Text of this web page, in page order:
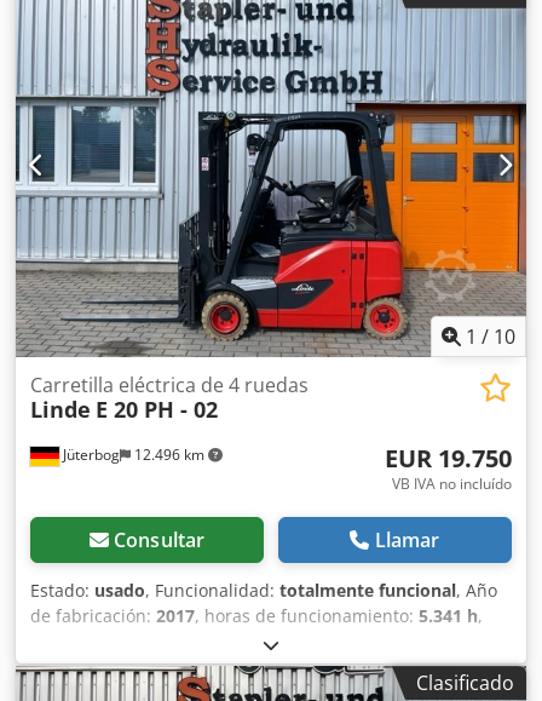
Elektro
, Carretilla elevadora eléctrica de 4 ruedas Centro
de carga: 500 Tipo de mástil: Triplex Estado: Lista para uso
y completamente funcional Estado técnico: bueno Tipo de
neumáticos delanteros: Superelásticos Tipo de neumáticos
traseros: Superelásticos Batería Voltaje: 48V Desplazador
lateral, 3ª válvula, espejo interior, Crodoytzawepfx Abtjf
1 / 10
Jüterbog 12.496 km
Carretilla eléctrica de 4 ruedas
Linde E 20 PH - 02
EUR 19.750
VB IVA no incluído
Consultar Llamar
Estado: usado, Funcionalidad: totalmente funcional, Año
de fabricación: 2017, horas de funcionamiento: 5.341 h,
2.000 kg, altura de elevación:
mm, ascensor libre:1.100 mm, tipo de combustible:
eléctrico , tipo de mástil:triple, altura de construcción:
Clasificado